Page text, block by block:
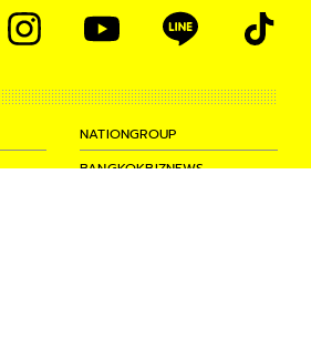
NATIONGROUP
BANGKOKBIZNEWS